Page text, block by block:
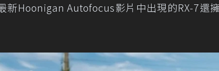
新Hoonigan Autofocus影片中出現的RX-7還